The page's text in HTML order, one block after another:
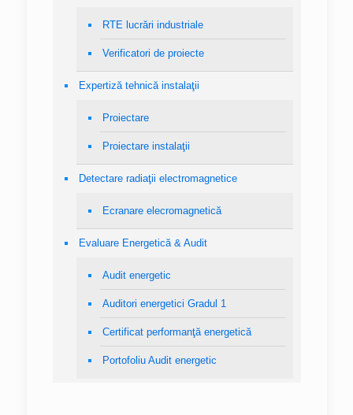
RTE lucrări industriale
Verificatori de proiecte
Expertiză tehnică instalaţii
Proiectare
Proiectare instalaţii
Detectare radiaţii electromagnetice
Ecranare elecromagnetică
Evaluare Energetică & Audit
Audit energetic
Auditori energetici Gradul 1
Certificat performanţă energetică
Portofoliu Audit energetic